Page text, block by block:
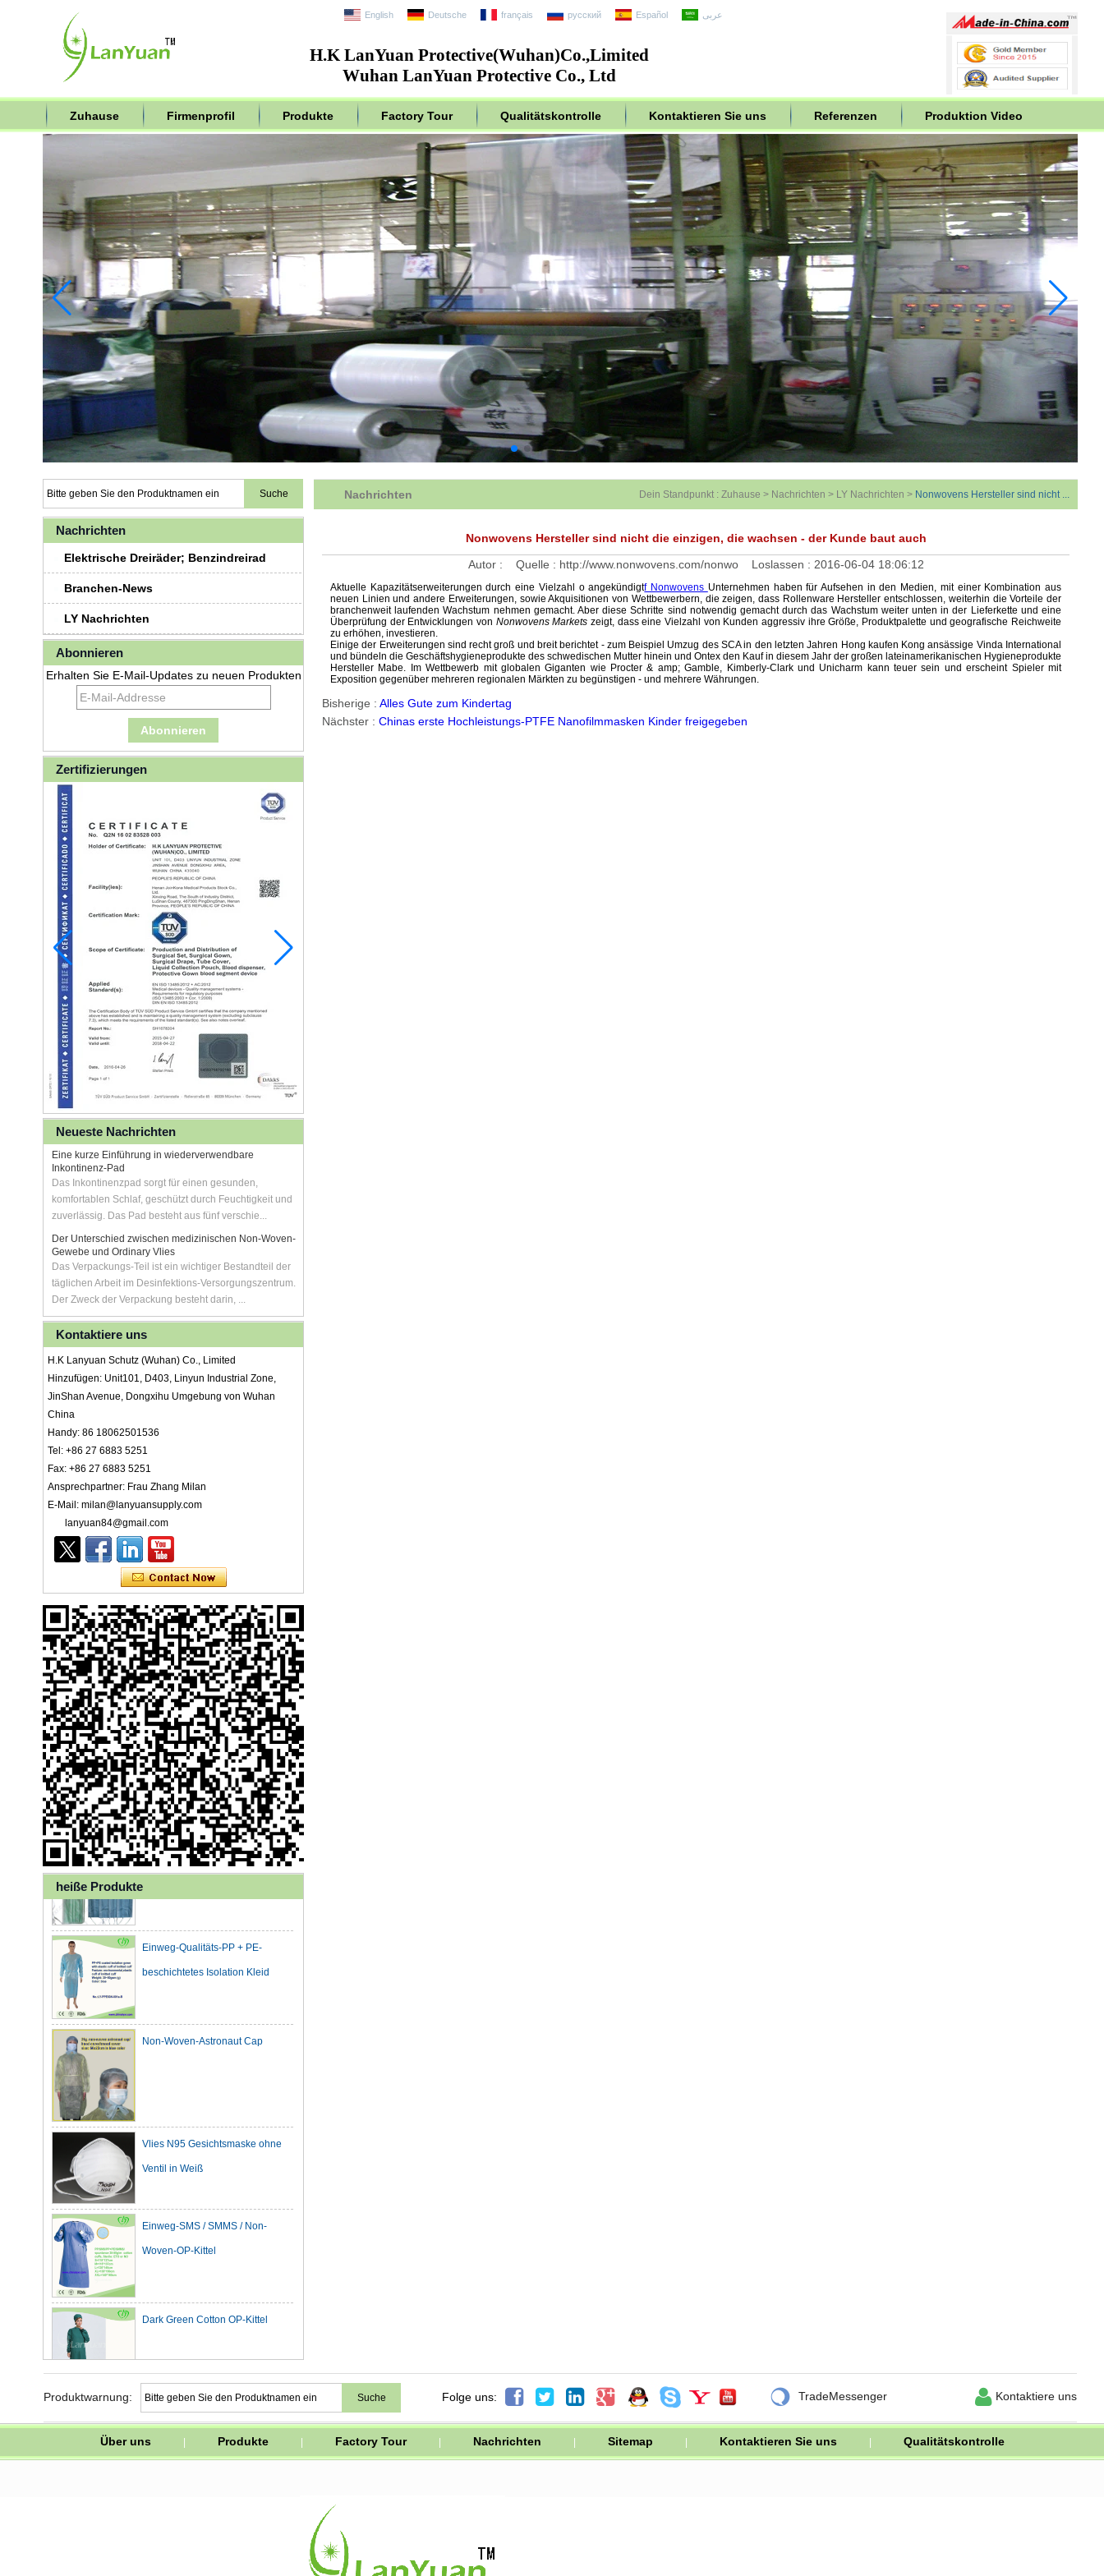
H.K LanYuan Protective(Wuhan)Co.,Limited
Wuhan LanYuan Protective Co., Ltd
English Deutsche français русский Español عربى
Zuhause Firmenprofil Produkte Factory Tour Qualitätskontrolle Kontaktieren Sie uns Referenzen Produktion Video
Nachrichten
Elektrische Dreiräder; Benzindreirad
Branchen-News
LY Nachrichten
Abonnieren
Erhalten Sie E-Mail-Updates zu neuen Produkten
Zertifizierungen
Neueste Nachrichten
Eine kurze Einführung in wiederverwendbare
Inkontinenz-Pad
Das Inkontinenzpad sorgt für einen gesunden,
komfortablen Schlaf, geschützt durch Feuchtigkeit und
zuverlässig. Das Pad besteht aus fünf verschie...
Der Unterschied zwischen medizinischen Non-Woven-
Gewebe und Ordinary Vlies
Das Verpackungs-Teil ist ein wichtiger Bestandteil der
täglichen Arbeit im Desinfektions-Versorgungszentrum.
Der Zweck der Verpackung besteht darin, ...
Kontaktiere uns
H.K Lanyuan Schutz (Wuhan) Co., Limited
Hinzufügen: Unit101, D403, Linyun Industrial Zone,
JinShan Avenue, Dongxihu Umgebung von Wuhan
China
Handy: 86 18062501536
Tel: +86 27 6883 5251
Fax: +86 27 6883 5251
Ansprechpartner: Frau Zhang Milan
E-Mail: milan@lanyuansupply.com
lanyuan84@gmail.com
heiße Produkte
Ly 3-Ply Ear Loop Einweg-
Gesichtsmaske für die
Gesundheitsfürsorge
Einweg-Qualitäts-PP + PE-
beschichtetes Isolation Kleid
Non-Woven-Astronaut Cap
Vlies N95 Gesichtsmaske ohne
Ventil in Weiß
Einweg-SMS / SMMS / Non-
Woven-OP-Kittel
Dark Green Cotton OP-Kittel
Wasserdichtes PVC-Schürze mit
Easy Krawatten und Corns-Knopf
in der weißen Farbe
Nachrichten Dein Standpunkt : Zuhause > Nachrichten > LY Nachrichten > Nonwovens Hersteller sind nicht ...
Nonwovens Hersteller sind nicht die einzigen, die wachsen - der Kunde baut auch
Autor :
Quelle : http://www.nonwovens.com/nonwo Loslassen : 2016-06-04 18:06:12
Aktuelle Kapazitätserweiterungen durch eine Vielzahl o angekündigtf Nonwovens Unternehmen haben für Aufsehen in den Medien, mit einer Kombination aus
neuen Linien und andere Erweiterungen, sowie Akquisitionen von Wettbewerbern, die zeigen, dass Rollenware Hersteller entschlossen, weiterhin die Vorteile der
branchenweit laufenden Wachstum nehmen gemacht. Aber diese Schritte sind notwendig gemacht durch das Wachstum weiter unten in der Lieferkette und eine
Überprüfung der Entwicklungen von Nonwovens Markets zeigt, dass eine Vielzahl von Kunden aggressiv ihre Größe, Produktpalette und geografische Reichweite
zu erhöhen, investieren.
Einige der Erweiterungen sind recht groß und breit berichtet - zum Beispiel Umzug des SCA in den letzten Jahren Hong kaufen Kong ansässige Vinda International
und bündeln die Geschäftshygieneprodukte des schwedischen Mutter hinein und Ontex den Kauf in diesem Jahr der großen lateinamerikanischen Hygieneprodukte
Hersteller Mabe. Im Wettbewerb mit globalen Giganten wie Procter & amp; Gamble, Kimberly-Clark und Unicharm kann teuer sein und erscheint Spieler mit
Exposition gegenüber mehreren regionalen Märkten zu begünstigen - und mehrere Währungen.
Bisherige : Alles Gute zum Kindertag
Nächster : Chinas erste Hochleistungs-PTFE Nanofilmmasken Kinder freigegeben
Produktwarnung: Folge uns:      TradeMessenger  Kontaktiere uns
Über uns Produkte Factory Tour Nachrichten Sitemap Kontaktieren Sie uns Qualitätskontrolle